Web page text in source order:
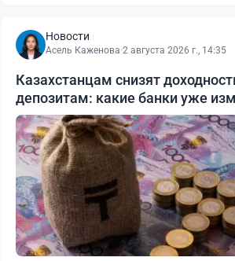
Новости
Асель Каженова·2 августа 2026 г., 14:35
Казахстанцам снизят
депозитам: какие банки уже